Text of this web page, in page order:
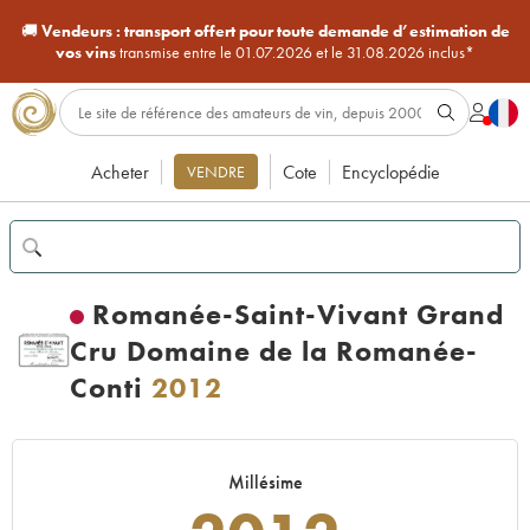
🚚Vendeurs : transport offert pour toute demande d’estimation de
vos vinstransmise entre le 01.07.2026 et le 31.08.2026 inclus*
Acheter VENDRE Cote Encyclopédie
Romanée-Saint-Vivant Grand
Cru Domaine de la Romanée-
Conti 2012
Millésime